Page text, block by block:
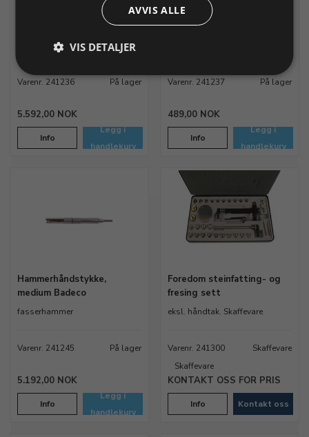
Hammerhode, Badeco, eske
Varenr. 241236 På lager
5.592,00 NOK
Info
Legg i
handlekurv
Hammerhode, Badeco
Varenr. 241237 På lager
489,00 NOK
Info
Legg i
handlekurv
Hammerhåndstykke,
medium Badeco
fasserhammer
Varenr. 241245 På lager
5.192,00 NOK
Info
Legg i
handlekurv
Foredom steinfatting- og
fresing sett
eksl. håndtak. Skaffevare
Varenr. 241300 Skaffevare
KONTAKT OSS FOR PRIS
Skaffevare
Info Kontakt oss
AVVIS ALLE
VIS DETALJER